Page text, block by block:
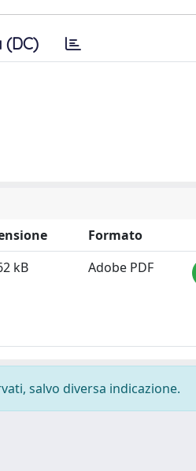
(DC)
Formato
kB Adobe PDF
salvo diversa indicazione.